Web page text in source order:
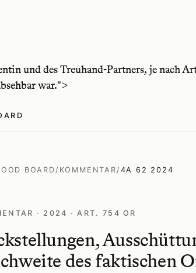
und des Treuhand-Partners, je nach
war.">
BOARD / KOMMENTAR / 4A 62 2024
· 2024 · ART. 754 OR
des faktischen